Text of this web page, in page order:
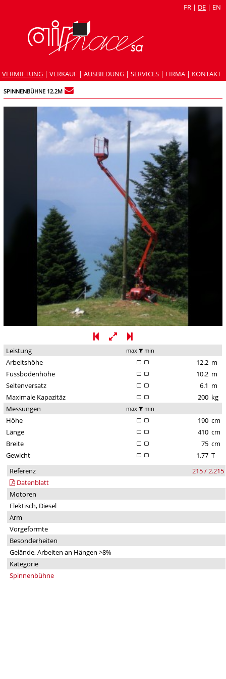
FR | DE | EN
VERMIETUNG | VERKAUF | AUSBILDUNG | SERVICES | FIRMA | KONTAKT
SPINNENBÜHNE 12.2M
Leistung max min
Arbeitshöhe 12.2 m
Fussbodenhöhe
10.2 m
Seitenversatz
6.1 m
Maximale Kapazitäz
200 kg
Messungen
max min
Höhe 190 cm
Länge
410 cm
Breite
75 cm
Gewicht
1.77 T
Referenz
215 / 2.215
Datenblatt
Motoren
Elektisch, Diesel
Arm
Vorgeformte
Besonderheiten
Gelände, Arbeiten an Hängen >8%
Kategorie
Spinnenbühne